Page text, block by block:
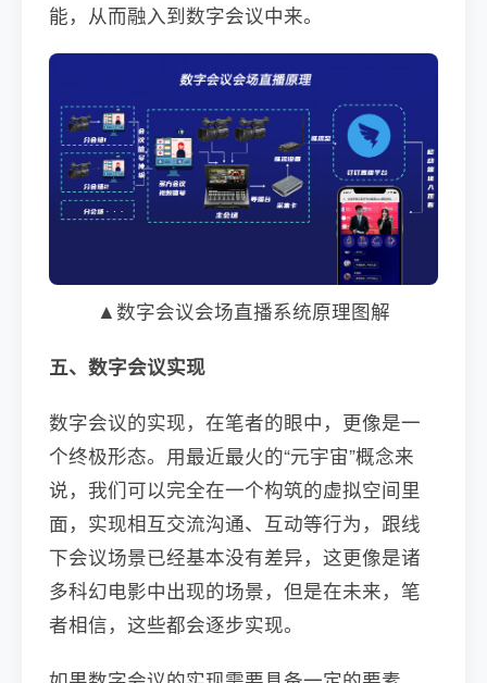
能，从而融入到数字会议中来。
▲数字会议会场直播系统原理图解
五、数字会议实现
数字会议的实现，在笔者的眼中，更像是一
个终极形态。用最近最火的“元宇宙”概念来
说，我们可以完全在一个构筑的虚拟空间里
面，实现相互交流沟通、互动等行为，跟线
下会议场景已经基本没有差异，这更像是诸
多科幻电影中出现的场景，但是在未来，笔
者相信，这些都会逐步实现。